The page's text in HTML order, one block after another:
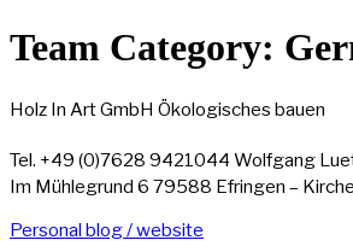
Team Category:
Holz In Art GmbH Ökologisches bauen
Tel. +49 (0)7628 9421044 Wolfgang
Im Mühlegrund 6 79588 Efringen –
Personal blog / website